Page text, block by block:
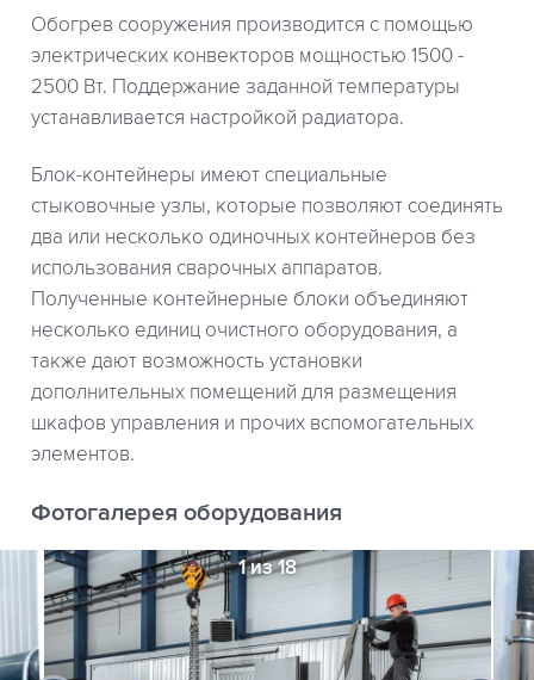
Обогрев сооружения производится с помощью
электрических конвекторов мощностью 1500 -
2500 Вт. Поддержание заданной температуры
устанавливается настройкой радиатора.
Блок-контейнеры имеют специальные
стыковочные узлы, которые позволяют соединять
два или несколько одиночных контейнеров без
использования сварочных аппаратов.
Полученные контейнерные блоки объединяют
несколько единиц очистного оборудования, а
также дают возможность установки
дополнительных помещений для размещения
шкафов управления и прочих вспомогательных
элементов.
Фотогалерея оборудования
1 из 18